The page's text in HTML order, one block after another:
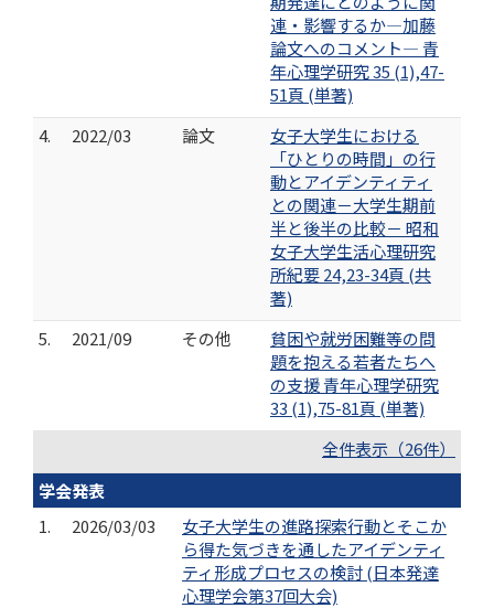
連・影響するか―加藤
論文へのコメント― 青
年心理学研究 35 (1),47-
51頁 (単著)
4.
2022/03 論文
女子大学生における
「ひとりの時間」の行
動とアイデンティティ
との関連－大学生期前
半と後半の比較－ 昭和
女子大学生活心理研究
所紀要 24,23-34頁 (共
著)
5.
2021/09 その他
貧困や就労困難等の問
題を抱える若者たちへ
の支援 青年心理学研究
33 (1),75-81頁 (単著)
全件表示（26件）
学会発表
1.
2026/03/03
女子大学生の進路探索行動とそこか
ら得た気づきを通したアイデンティ
ティ形成プロセスの検討 (日本発達
心理学会第37回大会)